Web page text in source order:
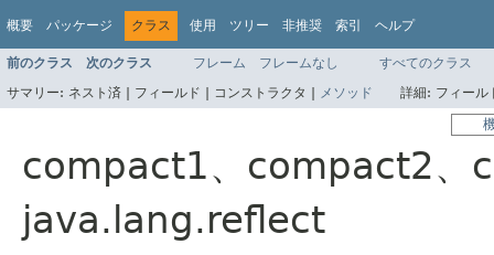
概要 パッケージ クラス 使用 ツリー 非推奨 索引 ヘルプ
前のクラス 次のクラス フレーム フレームなし
すべてのクラス
サマリー: ネスト済 | フィールド | コンストラクタ | メソッド 詳細: フィー
compact1、compact2、
java.lang.reflect